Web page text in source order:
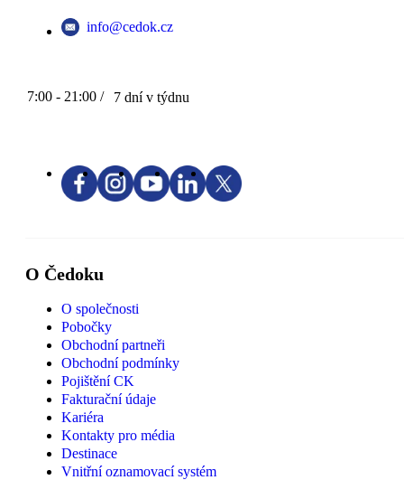
info@cedok.cz
7:00 - 21:00 / 7 dní v týdnu
O Čedoku
O společnosti
Pobočky
Obchodní partneři
Obchodní podmínky
Pojištění CK
Fakturační údaje
Kariéra
Kontakty pro média
Destinace
Vnitřní oznamovací systém